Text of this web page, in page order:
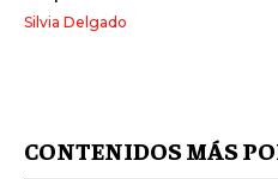
Silvia Delgado
CONTENIDOS MÁS